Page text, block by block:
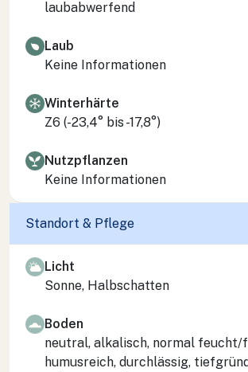
laubabwerfend
Laub
Keine Informationen
Winterhärte
Z6 (-23,4° bis -17,8°)
Nutzpflanzen
Keine Informationen
Standort & Pflege
Licht
Sonne, Halbschatten
Boden
neutral, alkalisch, normal feucht/
humusreich, durchlässig,